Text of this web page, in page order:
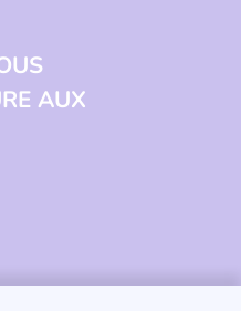
AUX